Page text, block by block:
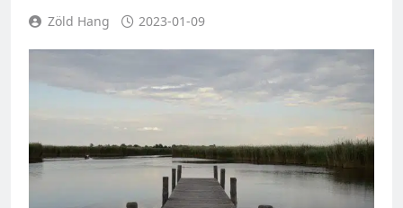
Zöld Hang 2023-01-09